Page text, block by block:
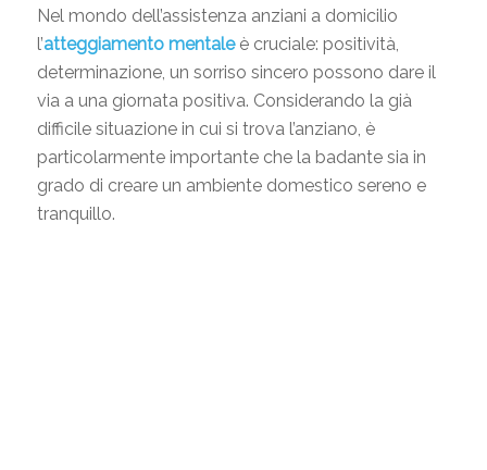
Nel mondo dell’assistenza anziani a domicilio
l’atteggiamento mentaleè cruciale: positività,
determinazione, un sorriso sincero possono dare il
via a una giornata positiva. Considerando la già
difficile situazione in cui si trova l’anziano, è
particolarmente importante che la badante sia in
grado di creare un ambiente domestico sereno e
tranquillo.